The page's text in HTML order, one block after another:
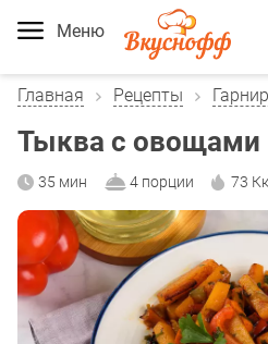
Меню
Главная Рецепты
Тыква с овощами
35 мин 4 порции 73